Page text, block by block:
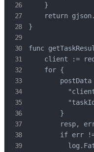
    }
return
}
func
client :=
    for {
        }
resp,
if err